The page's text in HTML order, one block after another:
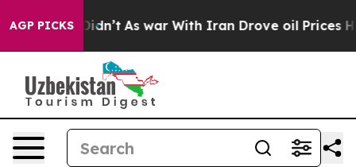
AGP PICKS
it Didn’t As war With Iran Drove oil Prices